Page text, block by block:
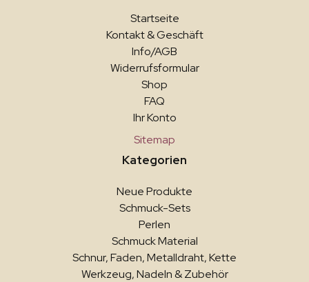
Startseite
Kontakt & Geschäft
Info/AGB
Widerrufsformular
Shop
FAQ
Ihr Konto
Sitemap
Kategorien
Neue Produkte
Schmuck-Sets
Perlen
Schmuck Material
Schnur, Faden, Metalldraht, Kette
Werkzeug, Nadeln & Zubehör